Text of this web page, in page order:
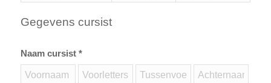
Gegevens cursist
Naam cursist *